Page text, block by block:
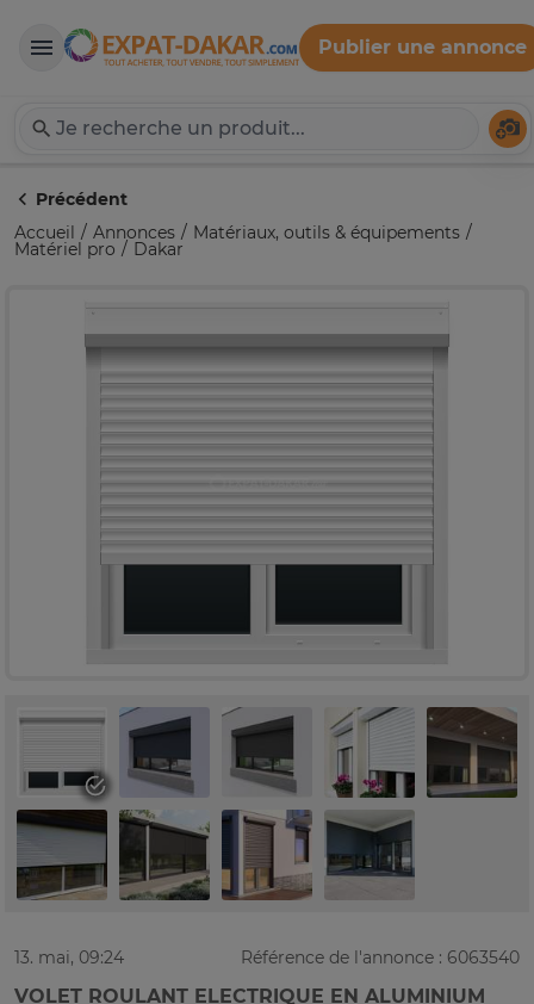
Expat-Dakar
Publier une annonce
Précédent
Accueil
Annonces Matériaux, outils & équipements
Matériel pro Dakar
13. mai, 09:24 Référence de l'annonce : 6063540
VOLET ROULANT ELECTRIQUE EN ALUMINIUM